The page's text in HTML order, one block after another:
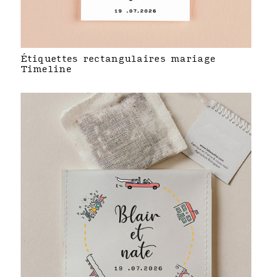
Étiquettes rectangulaires mariage
Timeline